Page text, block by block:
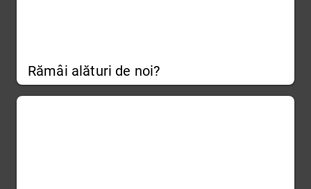
Rămâi alături de noi?